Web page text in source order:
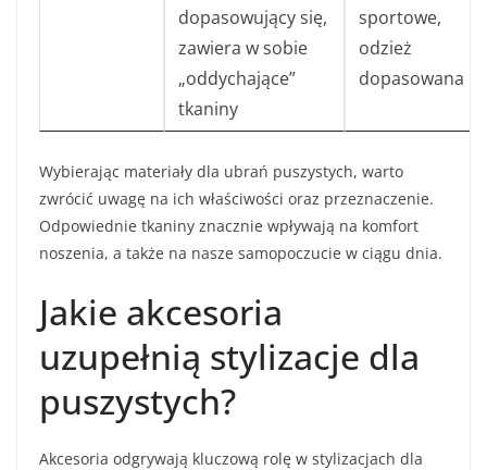
dopasowujący się,
zawiera w sobie
„oddychające”
tkaniny
sportowe,
odzież
dopasowana
Wybierając materiały dla ubrań puszystych, warto
zwrócić uwagę na ich właściwości oraz przeznaczenie.
Odpowiednie tkaniny znacznie wpływają na komfort
noszenia, a także na nasze samopoczucie w ciągu dnia.
Jakie akcesoria
uzupełnią stylizacje dla
puszystych?
Akcesoria odgrywają kluczową rolę w stylizacjach dla